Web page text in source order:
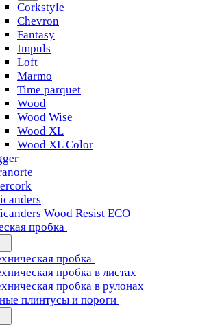
Corkstyle
Chevron
Fantasy
Impuls
Loft
Marmo
Time parquet
Wood
Wood Wise
Wood XL
Wood XL Color
Wood Resist ECO
пробка
пробка
пробка в листах
пробка в рулонах
плинтусы и пороги